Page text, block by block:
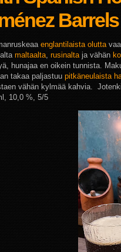
Barrels
englantilaista olutta
maltaalta rusinalta ja vähän
hunajaa en oikein tunnista.
takaa paljastuu pitkäneulaista
vähän kylmää kahvia.
10,0 %, 5/5